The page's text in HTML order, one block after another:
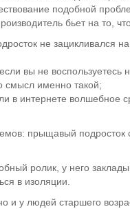
подобной
бьет на то,
не зацикливался
вы не
смысл именно такой;
в интернете волшебное
прыщавый подросток
ролик, у него
в изоляции.
и у людей старшего